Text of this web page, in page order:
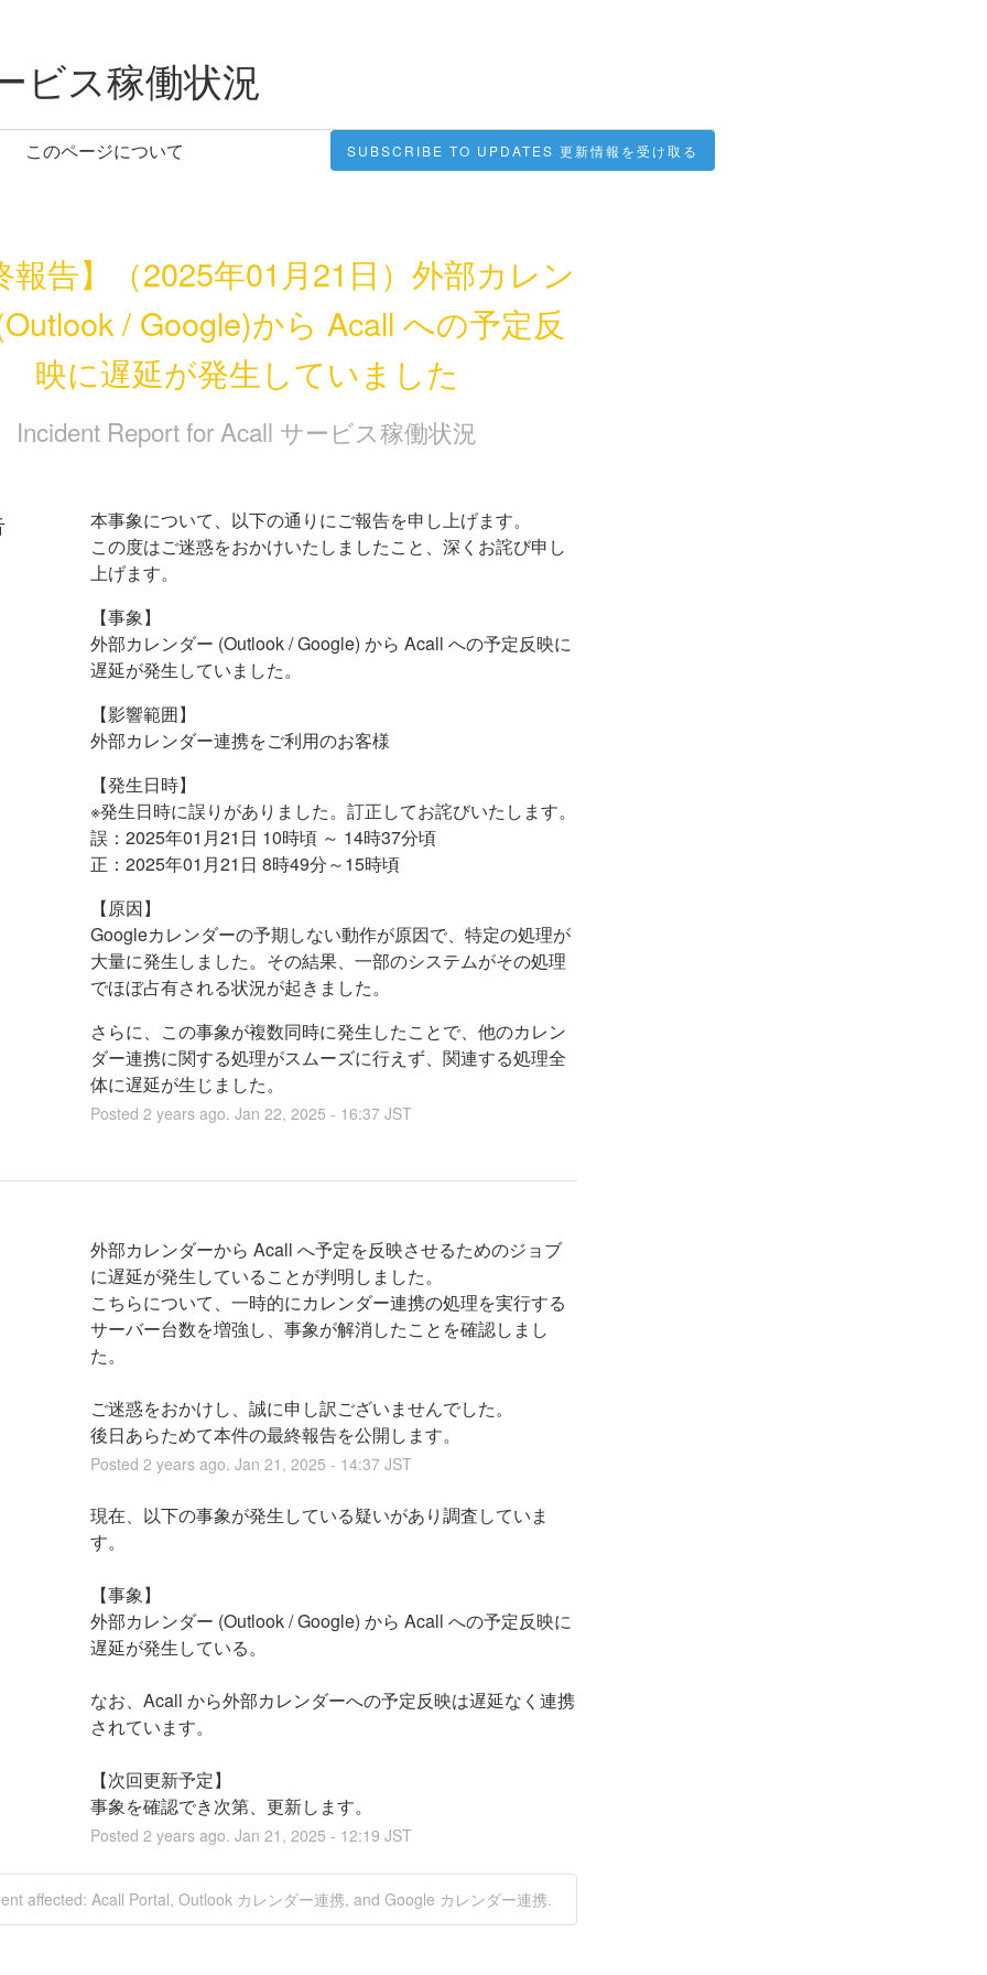
ビス稼働状況
このページについて SUBSCRIBE TO UPDATES
報告】（2025年01月21日）外部カレン
/ Google)から Acall への予定反
映に遅延が発生していました
Incident Report for Acall サービス稼働状況
本事象について、以下の通りにご報告を申し上げます。
この度はご迷惑をおかけいたしましたこと、深くお詫び申し
上げます。
【事象】
外部カレンダー (Outlook / Google) から Acall への予定反映に
遅延が発生していました。
‌【影響範囲】
外部カレンダー連携をご利用のお客様
【発生日時】
※発生日時に誤りがありました。訂正してお詫びいたします。
誤：2025年01月21日 10時頃 ～ 14時37分頃
正：2025年01月21日 8時49分～15時頃
【原因】
Googleカレンダーの予期しない動作が原因で、特定の処理が
大量に発生しました。その結果、一部のシステムがその処理
でほぼ占有される状況が起きました。
さらに、この事象が複数同時に発生したことで、他のカレン
ダー連携に関する処理がスムーズに行えず、関連する処理全
体に遅延が生じました。
Posted 2 years ago. Jan 22, 2025 - 16:37JST
外部カレンダーから Acall へ予定を反映させるためのジョブ
に遅延が発生していることが判明しました。
こちらについて、一時的にカレンダー連携の処理を実行する
サーバー台数を増強し、事象が解消したことを確認しまし
た。
ご迷惑をおかけし、誠に申し訳ございませんでした。
後日あらためて本件の最終報告を公開します。
Posted 2 years ago. Jan 21 , 2025 - 14:37JST
現在、以下の事象が発生している疑いがあり調査していま
す。
【事象】
外部カレンダー (Outlook / Google) から Acall への予定反映に
遅延が発生している。
なお、Acall から外部カレンダーへの予定反映は遅延なく連携
されています。
【次回更新予定】
事象を確認でき次第、更新します。
Posted 2 years ago. Jan 21 , 2025 - 12:19 JST
affected: Acall Portal, Outlook カレンダー連携, and Google カレンダー連携.